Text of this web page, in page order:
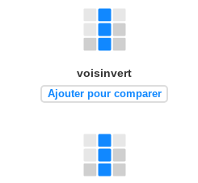
voisinvert
Ajouter pour comparer